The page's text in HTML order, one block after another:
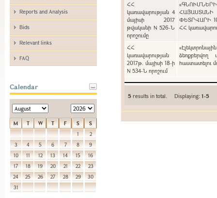
Reports and Analysis
Bids
Relevant links
FAQ
Calendar
M T W T F S
S
1
2
3
4 5 6 7 8
9
10
11 12 13 14 15
16
17
18 19 20 21 22
23
24
25 26 27 28 29
30
31
ՀՀ
կառավարության 4
մայիսի 2017
թվականի N 526-Ն
որոշումը
ՓԵՏՐՎԱՐԻ
ՀՀ
ՀՀ
կառավարության
2017թ. մայիսի 18-ի
N 534-Ն որոշում
ձեռքբերվող
հաստատելու
5 results in total. Displaying:1-5